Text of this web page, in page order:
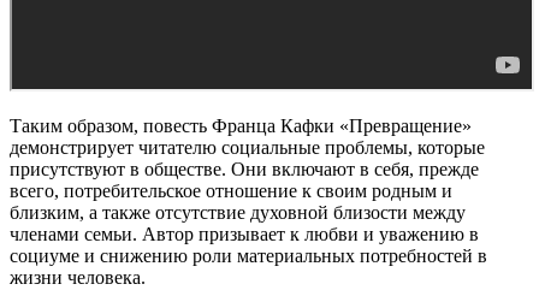
Таким образом, повесть Франца Кафки «Превращение»
демонстрирует читателю социальные проблемы, которые
присутствуют в обществе. Они включают в себя, прежде
всего, потребительское отношение к своим родным и
близким, а также отсутствие духовной близости между
членами семьи. Автор призывает к любви и уважению в
социуме и снижению роли материальных потребностей в
жизни человека.